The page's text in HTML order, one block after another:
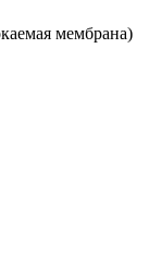
мембрана)